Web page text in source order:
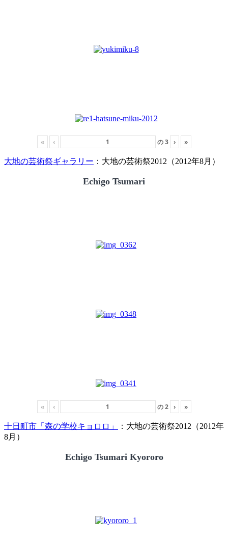
« ‹ の3 › »
大地の芸術祭ギャラリー ：大地の芸術祭2012（2012年8月）
Echigo Tsumari
« ‹ の2 › »
十日町市「森の学校キョロロ」
：大地の芸術祭2012（2012年
8月）
Echigo Tsumari Kyororo